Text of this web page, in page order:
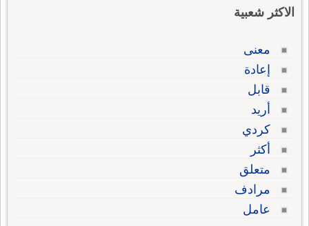
الاكثر شعبية
معنى
إعادة
قابل
أريد
كردي
أكثر
متعلق
مرادف
عامل